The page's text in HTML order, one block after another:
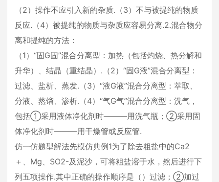
（2）操作不应引入新的杂质.（3）不与被提纯的物质
反应.（4）被提纯的物质与杂质应容易分离.2.混合物分
离和提纯的方法：
（1）“固G固”混合分离型：加热（包括灼烧、热分解和
升华）、结晶（重结晶）.（2）“固G液”混合分离型：
过滤、盐析、蒸发.（3）“液G液”混合分离型：萃取、
分液、蒸馏、渗析.（4）“气G气”混合分离型：洗气，
包括①采用液体净化剂时———用洗气瓶；②采用固
体净化剂时———用干燥管或反应管.
仿一仿题型解法先模仿典例1为了除去粗盐中的Ca2
＋、Mg、SO2-及泥沙，可将粗盐溶于水，然后进行下
列五项操作.其中正确的操作顺序是（）过滤；②加过